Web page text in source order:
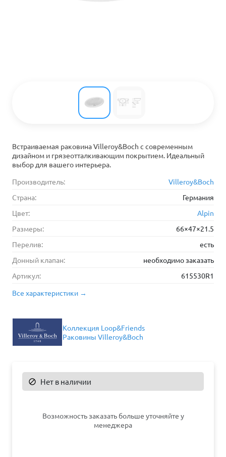
Встраиваемая раковина Villeroy&Boch с современным
дизайном и грязеотталкивающим покрытием. Идеальный
выбор для вашего интерьера.
Производитель:
Villeroy&Boch
Страна:
Германия
Цвет:
Alpin
Размеры:
66×47×21.5
Перелив:
есть
Донный клапан:
необходимо заказать
Артикул:
615530R1
Все характеристики →
Коллекция Loop&Friends
Раковины Villeroy&Boch
 Нет в наличии
Возможность заказать больше уточняйте у
менеджера